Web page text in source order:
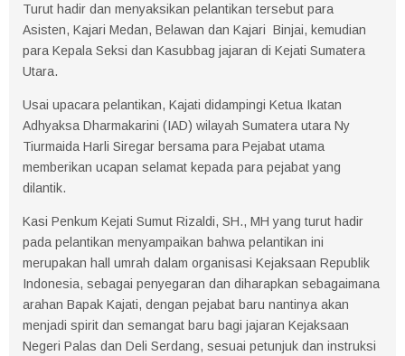
Turut hadir dan menyaksikan pelantikan tersebut para
Asisten, Kajari Medan, Belawan dan Kajari Binjai, kemudian
para Kepala Seksi dan Kasubbag jajaran di Kejati Sumatera
Utara.
Usai upacara pelantikan, Kajati didampingi Ketua Ikatan
Adhyaksa Dharmakarini (IAD) wilayah Sumatera utara Ny
Tiurmaida Harli Siregar bersama para Pejabat utama
memberikan ucapan selamat kepada para pejabat yang
dilantik.
Kasi Penkum Kejati Sumut Rizaldi, SH., MH yang turut hadir
pada pelantikan menyampaikan bahwa pelantikan ini
merupakan hall umrah dalam organisasi Kejaksaan Republik
Indonesia, sebagai penyegaran dan diharapkan sebagaimana
arahan Bapak Kajati, dengan pejabat baru nantinya akan
menjadi spirit dan semangat baru bagi jajaran Kejaksaan
Negeri Palas dan Deli Serdang, sesuai petunjuk dan instruksi